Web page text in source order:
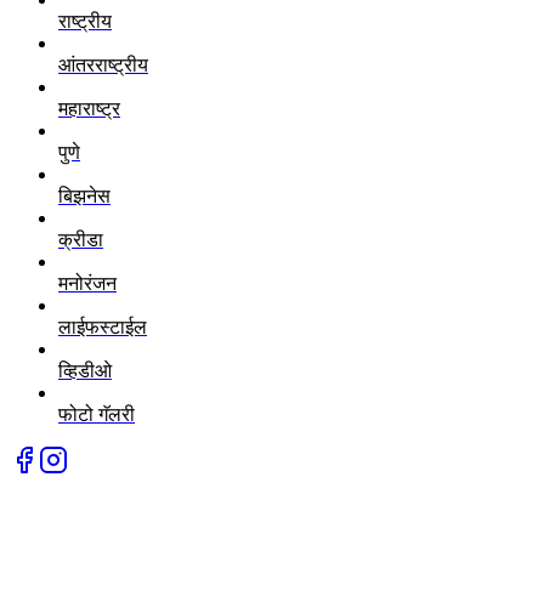
राष्ट्रीय
आंतरराष्ट्रीय
महाराष्ट्र
पुणे
बिझनेस
क्रीडा
मनोरंजन
लाईफस्टाईल
व्हिडीओ
फोटो गॅलरी